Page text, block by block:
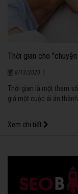
Thời gian cho
8/13/2020
Thời gian là một tham
giá một cuộc ái ân
Xem chi tiết